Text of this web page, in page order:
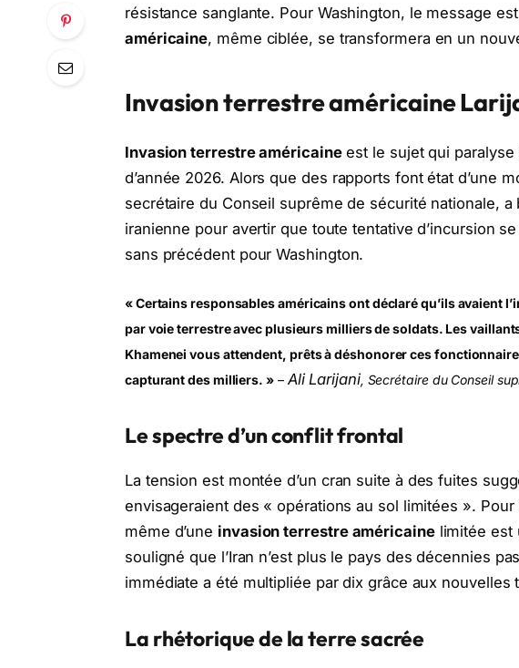
résistance sanglante. Pour Washington, le message
américaine, même ciblée, se transformera en un
Invasion terrestre américaine
Invasion terrestre américaineest le sujet qui paralyse
d’année 2026. Alors que des rapports font état d’une
secrétaire du Conseil suprême de sécurité nationale,
iranienne pour avertir que toute tentative d’incursion
sans précédent pour Washington.
« Certains responsables américains ont déclaré qu’ils avaient
par voie terrestre avec plusieurs milliers de soldats. Les
Khamenei vous attendent, prêts à déshonorer ces
capturant des milliers. »– Ali Larijani, Secrétaire du Conseil
Le spectre d’un conflit frontal
La tension est montée d’un cran suite à des fuites
envisageraient des « opérations au sol limitées ».
même d’une invasion terrestre américainelimitée est
souligné que l’Iran n’est plus le pays des décennies
immédiate a été multipliée par dix grâce aux
La rhétorique de la terre sacrée